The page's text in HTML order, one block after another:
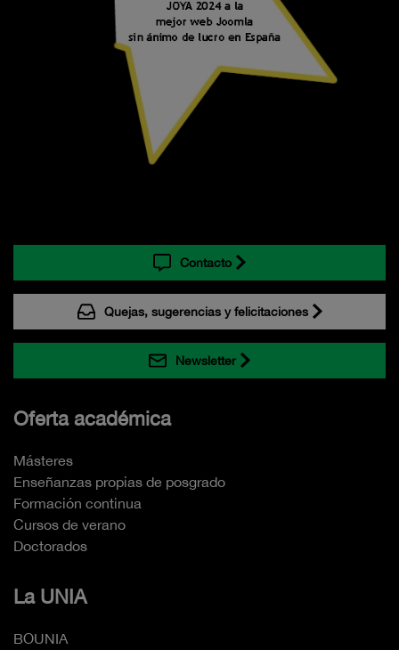
Contacto
Quejas, sugerencias y felicitaciones
Newsletter
Oferta académica
Másteres
Enseñanzas propias de posgrado
Formación continua
Cursos de verano
Doctorados
La UNIA
BOUNIA